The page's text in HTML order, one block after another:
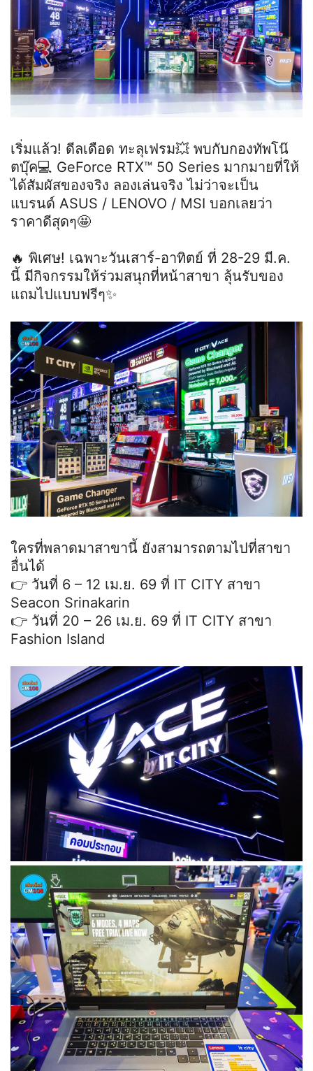
เริ่มแล้ว! ดีลเดือด ทะลุเฟรม💥 พบกับกองทัพโน๊
ตบุ๊ค💻 GeForce RTX™ 50 Series มากมายที่ให้
ได้สัมผัสของจริง ลองเล่นจริง ไม่ว่าจะเป็น
แบรนด์ ASUS / LENOVO / MSI บอกเลยว่า
ราคาดีสุดๆ🤩
🔥 พิเศษ! เฉพาะวันเสาร์-อาทิตย์ ที่ 28-29 มี.ค.
นี้ มีกิจกรรมให้ร่วมสนุกที่หน้าสาขา ลุ้นรับของ
แถมไปแบบฟรีๆ✨
ใครที่พลาดมาสาขานี้ ยังสามารถตามไปที่สาขา
อื่นได้
👉 วันที่ 6 – 12 เม.ย. 69 ที่ IT CITY สาขา
Seacon Srinakarin
👉 วันที่ 20 – 26 เม.ย. 69 ที่ IT CITY สาขา
Fashion Island